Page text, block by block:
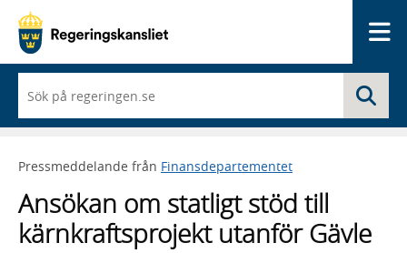
du
börjar
skriva
framträder
lista
med
sökförslag
Pressmeddelande från Finansdepartementet
Ansökan om statligt stöd till
kärnkraftsprojekt utanför Gävle